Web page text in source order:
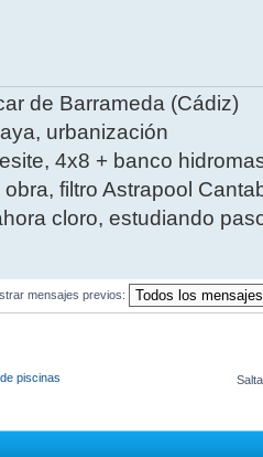
de Barrameda (Cádiz)
urbanización
4x8 + banco
filtro Astrapool
cloro, estudiando
mensajes previos:
piscinas